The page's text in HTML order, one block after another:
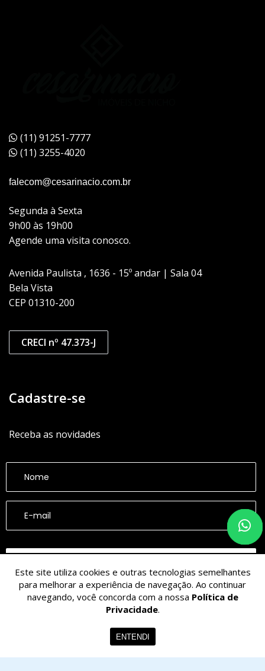
(11) 91251-7777
(11) 3255-4020
falecom@cesarinacio.com.br
Segunda à Sexta
9h00 às 19h00
Agende uma visita conosco.
Avenida Paulista , 1636 - 15º andar | Sala 04
Bela Vista
CEP 01310-200
CRECI nº 47.373-J
Cadastre-se
Receba as novidades
Este site utiliza cookies e outras tecnologias semelhantes
para melhorar a experiência de navegação. Ao continuar
navegando, você concorda com a nossa Política de
Privacidade.
ENTENDI